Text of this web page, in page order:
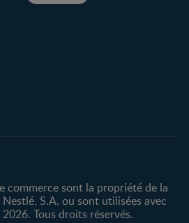
commerce sont la propriété de la
S.A. ou sont utilisées avec
Tous droits réservés.